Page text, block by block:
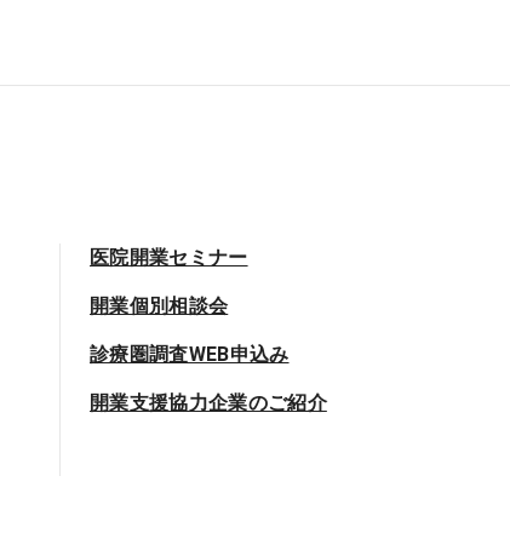
医院開業セミナー
開業個別相談会
診療圏調査WEB申込み
開業支援協力企業のご紹介